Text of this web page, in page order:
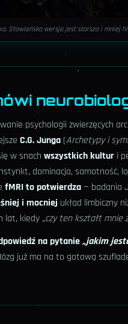
Słowiańska wersja jest starsza i mniej
psychologii zwierzęcych
C.G. Junga (Archetypy i
w snach wszystkich kultur i
dominacja, samotność,
fMRI to potwierdza— badania
i mocniej układ limbiczny
lat, kiedy „czy ten kształt mnie
na pytanie„jakim
już ma na to gotową